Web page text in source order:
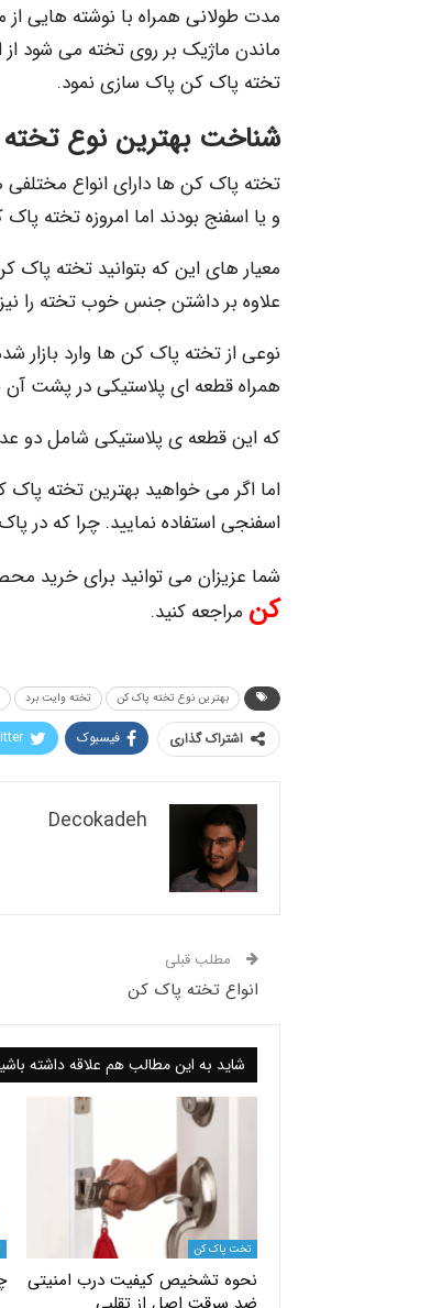
مدت طولانی همراه با نوشته هایی
ماندن ماژیک بر روی تخته می شود از
تخته پاک کن پاک سازی نمود.
شناخت بهترین نوع
تخته پاک کن ها دارای انواع
و یا اسفنج بودند اما امروزه تخته
معیار های این که بتوانید تخته
علاوه بر داشتن جنس خوب تخته را
نوعی از تخته پاک کن ها وارد بازار
همراه قطعه ای پلاستیکی در پشت
که این قطعه ی پلاستیکی شامل دو
اما اگر می خواهید بهترین تخته پاک
اسفنجی استفاده نمایید. چرا که در
شما عزیزان می توانید برای خرید
کن مراجعه کنید.
بهترین نوع تخته پاک کن تخته وایت برد
اشتراک گذاری فیسبوک
Decokadeh
مطلب قبلی
انواع تخته پاک کن
شاید به این مطالب هم علاقه داشته
تخت پاک کن
نحوه تشخیص کیفیت درب امنیتی